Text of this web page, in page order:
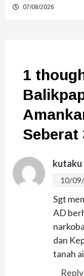
07/08/2026
1
Seberat
kutaku
10/
Sgt
AD
dan
tanah
Reply